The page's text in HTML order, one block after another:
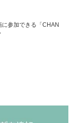
に参加できる「CHAN